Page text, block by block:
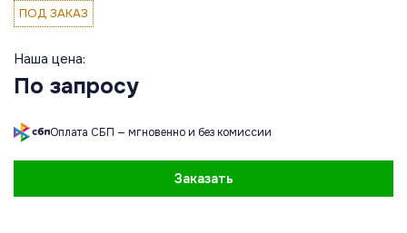
ПОД ЗАКАЗ
Наша цена:
По запросу
Оплата СБП — мгновенно и без комиссии
Заказать